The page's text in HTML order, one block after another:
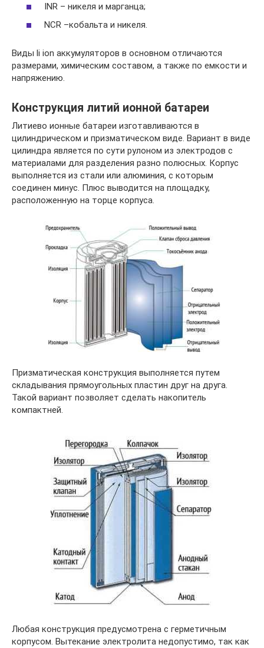
INR – никеля и марганца;
NCR –кобальта и никеля.
Виды li ion аккумуляторов в основном отличаются
размерами, химическим составом, а также по емкости и
напряжению.
Конструкция литий ионной батареи
Литиево ионные батареи изготавливаются в
цилиндрическом и призматическом виде. Вариант в виде
цилиндра является по сути рулоном из электродов с
материалами для разделения разно полюсных. Корпус
выполняется из стали или алюминия, с которым
соединен минус. Плюс выводится на площадку,
расположенную на торце корпуса.
Призматическая конструкция выполняется путем
складывания прямоугольных пластин друг на друга.
Такой вариант позволяет сделать накопитель
компактней.
Любая конструкция предусмотрена с герметичным
корпусом. Вытекание электролита недопустимо, так как